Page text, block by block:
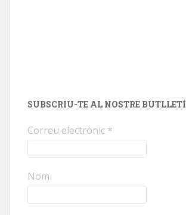
SUBSCRIU-TE AL NOSTRE BUTLLETÍ
Correu electrònic *
Nom